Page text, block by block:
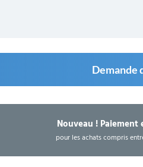
Demande
Nouveau !Paiement
pour les achats compris